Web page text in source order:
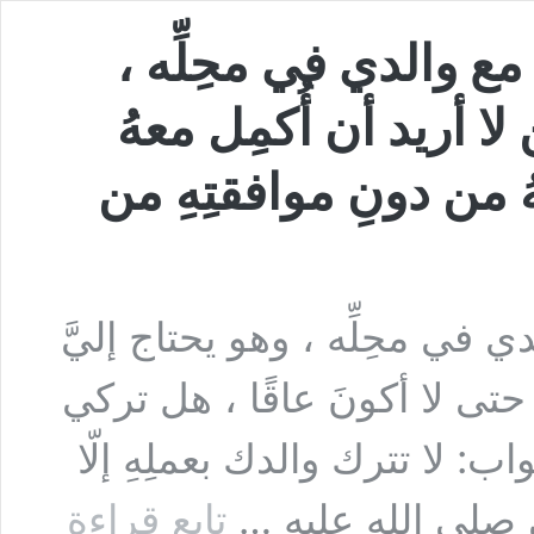
مع والدي في محِلِّه ،
أريد أن أُكمِل معهُ
من دونِ موافقتِهِ من
في محِلِّه ، وهو يحتاج إليَّ
لا أكونَ عاقًا ، هل تركي
لا تترك والدك بعملِهِ إلّا
صلى الله عليه … تابع قراءة